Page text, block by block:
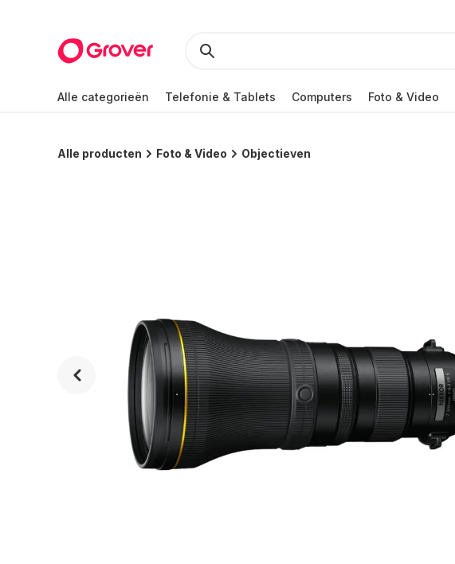
Alle categorieën Telefonie & Tablets Computers Foto & Video
Alle producten Foto & Video Objectieven